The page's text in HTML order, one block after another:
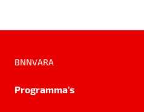
BNNVARA
Programma's